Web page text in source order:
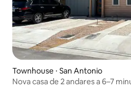
Townhouse ⋅ San Antonio
Nova casa de 2 andares a 6–7